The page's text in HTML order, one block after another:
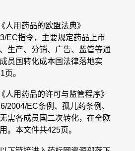
人用药品的欧盟法典》
EC指令，主要规定药品上市
生产、分销、广告、监管等通
员国转化成本国法律落地实
页。
人用药品的许可与监管程序》
2004/EC条例、孤儿药条例、
需各成员国二次转化，在全欧
。本文件共425页。